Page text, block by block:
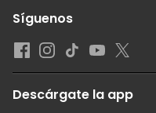
Síguenos
Descárgate la app